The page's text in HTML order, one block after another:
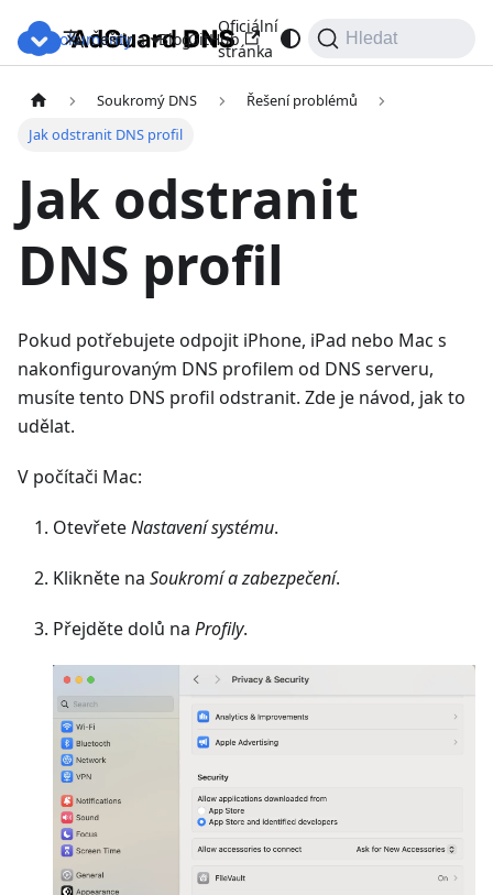
Dokumenty Blog
Oficiální
stránka
Čeština GitHub Hledat
Soukromý DNS
Řešení problémů
Jak odstranit DNS profil
Jak odstranit
DNS profil
Pokud potřebujete odpojit iPhone, iPad nebo Mac s
nakonfigurovaným DNS profilem od DNS serveru,
musíte tento DNS profil odstranit. Zde je návod, jak to
udělat.
V počítači Mac:
OtevřeteNastavení systému.
Klikněte na Soukromí a zabezpečení.
Přejděte dolů na Profily.